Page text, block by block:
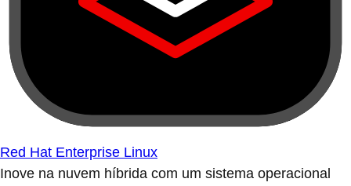
Red Hat Enterprise Linux
Inove na nuvem híbrida com um sistema operacional